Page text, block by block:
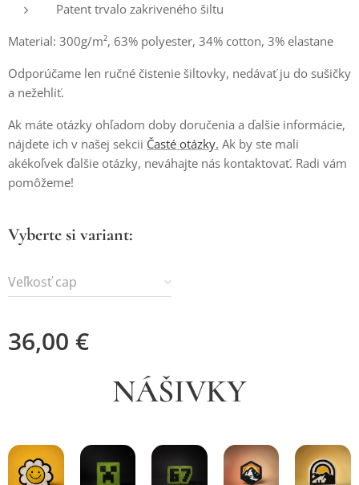
Patent trvalo zakriveného šiltu
Material: 300g/m², 63% polyester, 34% cotton, 3% elastane
Odporúčame len ručné čistenie šiltovky, nedávať ju do sušičky
a nežehliť.
Ak máte otázky ohľadom doby doručenia a ďalšie informácie,
nájdete ich v našej sekcii Časté otázky. Ak by ste mali
akékoľvek ďalšie otázky, neváhajte nás kontaktovať. Radi vám
pomôžeme!
Vyberte si variant:
Veľkosť cap
36,00 €
NÁŠIVKY